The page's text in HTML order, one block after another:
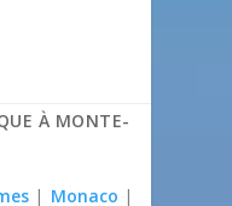
À MONTE-
| Monaco |